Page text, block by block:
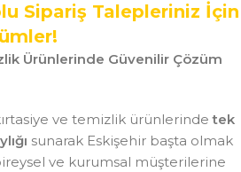
Sipariş Talepleriniz İçin
Ürünlerinde Güvenilir Çözüm
ve temizlik ürünlerindetek
sunarak Eskişehir başta olmak
ve kurumsal müşterilerine